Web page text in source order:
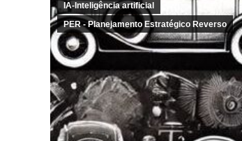
IA-Inteligência artificial
PER - Planejamento Estratégico Reverso